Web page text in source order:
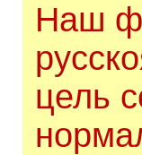
Наш
цель